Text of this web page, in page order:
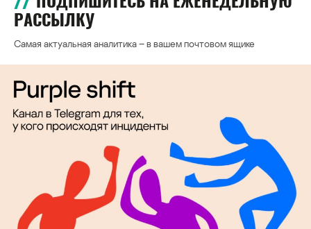
РАССЫЛКУ
Самая актуальная аналитика – в вашем почтовом ящике